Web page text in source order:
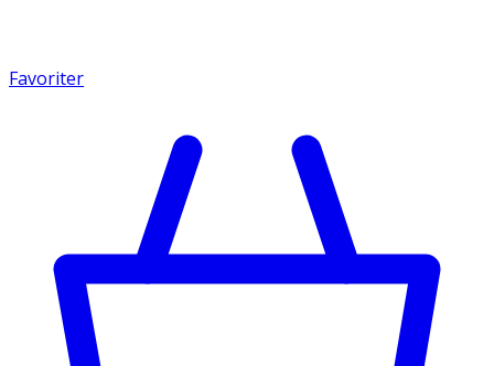
Favoriter